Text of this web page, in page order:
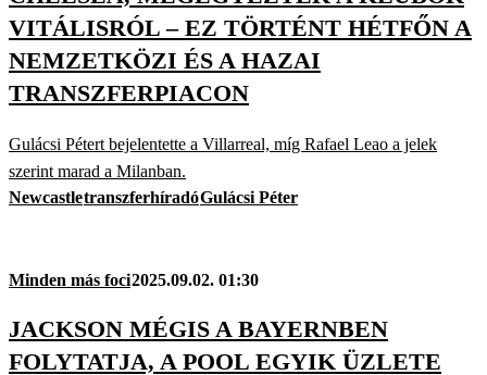
VITÁLISRÓL – EZ TÖRTÉNT HÉTFŐN A
NEMZETKÖZI ÉS A HAZAI
TRANSZFERPIACON
Gulácsi Pétert bejelentette a Villarreal, míg Rafael Leao a jelek
szerint marad a Milanban.
NewcastletranszferhíradóGulácsi Péter
Minden más foci2025.09.02. 01:30
JACKSON MÉGIS A BAYERNBEN
FOLYTATJA, A POOL EGYIK ÜZLETE